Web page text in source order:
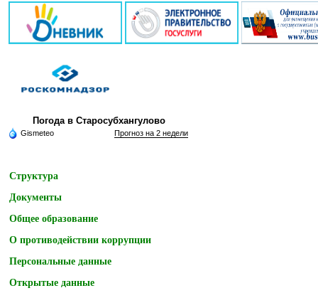
Погода в Старосубхангулово
Gismeteo Прогноз на 2 недели
Структура
Документы
Общее образование
О противодействии коррупции
Персональные данные
Открытые данные